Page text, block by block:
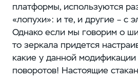
платформы, используются
«лопухи»: и те, и другие – с
Однако если мы говорим о
то зеркала придется
какие у данной модификации
поворотов! Настоящие